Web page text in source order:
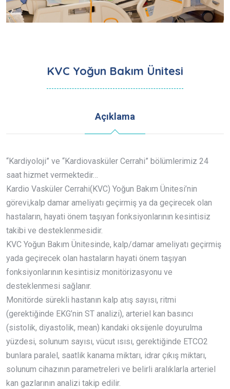
KVC Yoğun Bakım Ünitesi
Açıklama
“Kardiyoloji” ve “Kardiovasküler Cerrahi” bölümlerimiz 24
saat hizmet vermektedir…
Kardio Vasküler Cerrahi(KVC) Yoğun Bakım Ünitesi’nin
görevi,kalp damar ameliyatı geçirmiş ya da geçirecek olan
hastaların, hayati önem taşıyan fonksiyonlarının kesintisiz
takibi ve desteklenmesidir.
KVC Yoğun Bakım Ünitesinde, kalp/damar ameliyatı geçirmiş
yada geçirecek olan hastaların hayati önem taşıyan
fonksiyonlarının kesintisiz monitörizasyonu ve
desteklenmesi sağlanır.
Monitörde sürekli hastanın kalp atış sayısı, ritmi
(gerektiğinde EKG’nin ST analizi), arteriel kan basıncı
(sistolik, diyastolik, mean) kandaki oksijenle doyurulma
yüzdesi, solunum sayısı, vücut ısısı, gerektiğinde ETCO2
bunlara paralel, saatlik kanama miktarı, idrar çıkış miktarı,
solunum cihazının parametreleri ve belirli aralıklarla arteriel
kan gazlarının analizi takip edilir.